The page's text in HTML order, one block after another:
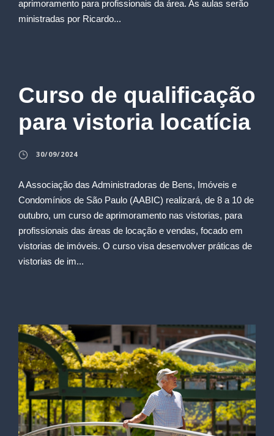
aprimoramento para profissionais da área. As aulas serão
ministradas por Ricardo...
Curso de qualificação
para vistoria locatícia
30/09/2024
A Associação das Administradoras de Bens, Imóveis e
Condomínios de São Paulo (AABIC) realizará, de 8 a 10 de
outubro, um curso de aprimoramento nas vistorias, para
profissionais das áreas de locação e vendas, focado em
vistorias de imóveis. O curso visa desenvolver práticas de
vistorias de im...